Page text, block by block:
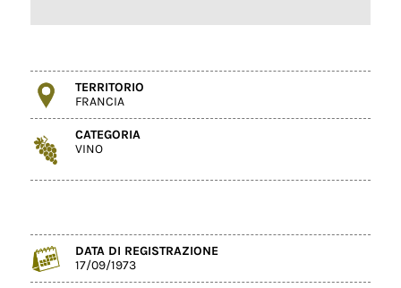
TERRITORIO
FRANCIA
CATEGORIA
VINO
DATA DI REGISTRAZIONE
17/09/1973